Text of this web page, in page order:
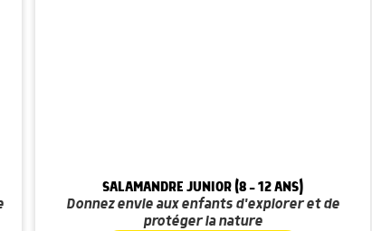
SALAMANDRE JUNIOR (8 - 12 ANS)
Donnez envie aux enfants d'explorer et de
protéger la nature